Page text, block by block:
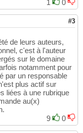
1
0
#3
de leurs auteurs,
c'est à l'auteur
sur le domaine
notamment pour
par un responsable
plus actif sur
liées à une rubrique
au(x)
9
0